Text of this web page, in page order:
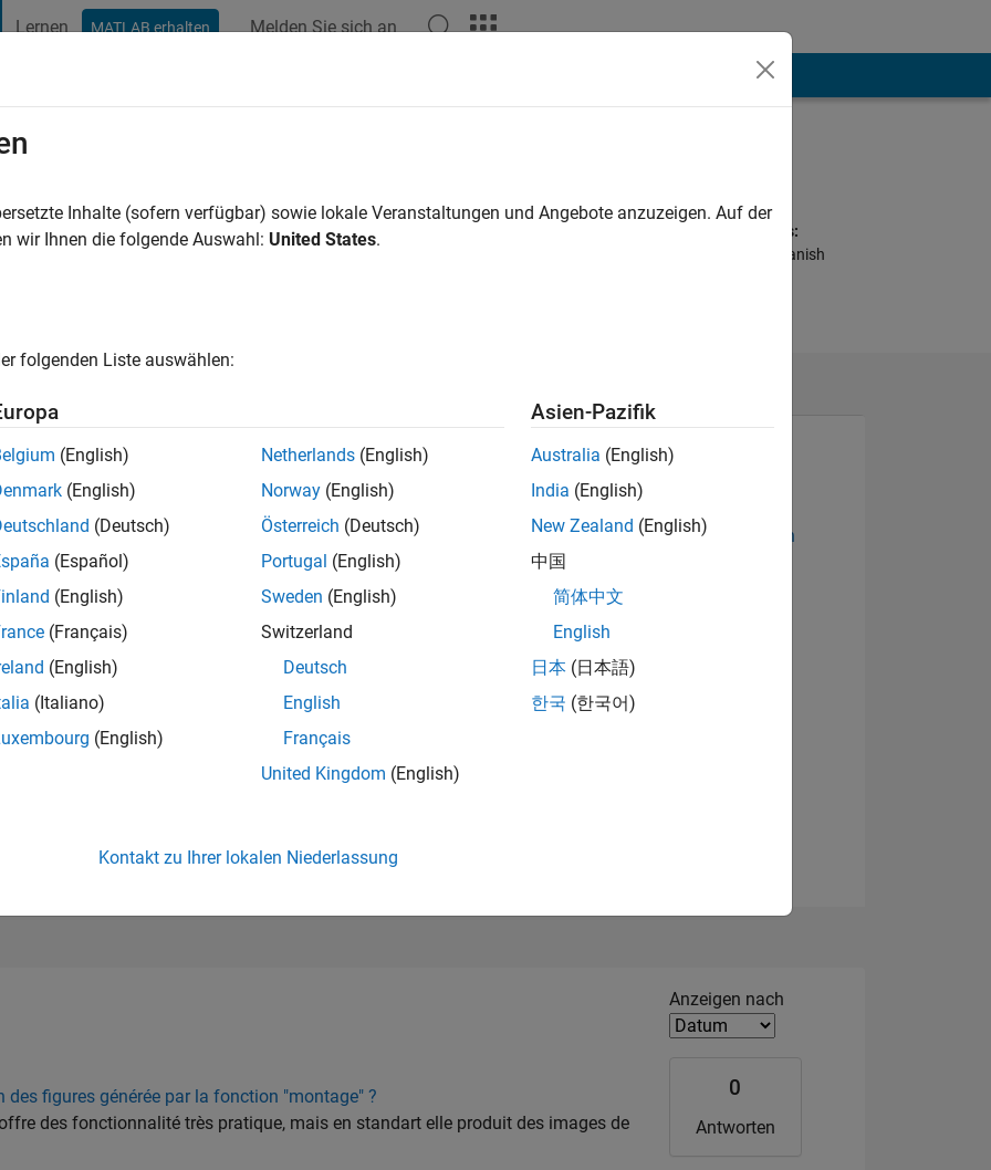
Lernen MATLAB erhalten Melden Sie sich an
vor|Aktiv seit 2022
0
Java
Spoken Languages:
English, French, Spanish
of 302.025
Abzeichen anzeigen
Filter2
Anzeigen nach
figures générée par la fonction "montage" ?
des fonctionnalité très pratique, mais en standart elle produit des images de
0
Antworten
Inhalte (sofern verfügbar) sowie lokale Veranstaltungen und Angebote anzuzeigen. Auf der
wir Ihnen die folgende Auswahl: United States.
folgenden Liste auswählen:
(English)
(English)
(Deutsch)
(Español)
(English)
(Français)
(English)
(Italiano)
(English)
Netherlands (English)
Norway (English)
Österreich (Deutsch)
Portugal (English)
Sweden (English)
Switzerland
Deutsch
English
Français
United Kingdom (English)
Asien-Pazifik
Australia (English)
India (English)
New Zealand (English)
中国
简体中文
English
日本 (日本語)
한국 (한국어)
Kontakt zu Ihrer lokalen Niederlassung